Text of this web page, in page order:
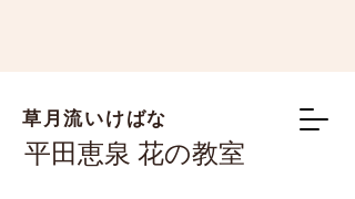
草月流いけばな
平田恵泉 花の教室